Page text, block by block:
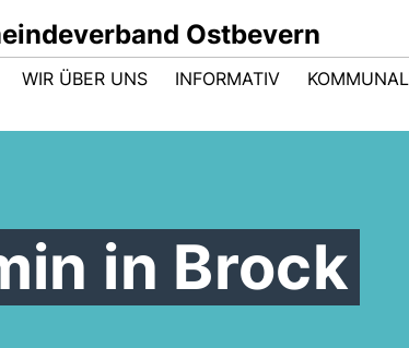
Ostbevern
WIR ÜBER UNS INFORMATIV
in Brock